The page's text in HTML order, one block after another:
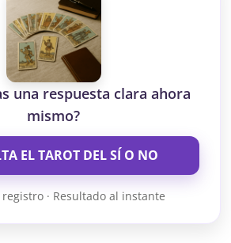
una respuesta clara ahora
mismo?
EL TAROT DEL SÍ O NO
registro · Resultado al instante